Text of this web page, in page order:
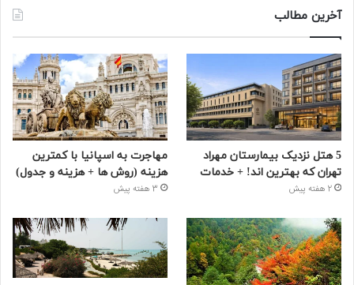
آخرین مطالب
5 هتل نزدیک بیمارستان مهراد
تهران که بهترین‌ اند! + خدمات
2 هفته پیش
مهاجرت به اسپانیا با کمترین
هزینه (روش ها + هزینه و جدول)
3 هفته پیش